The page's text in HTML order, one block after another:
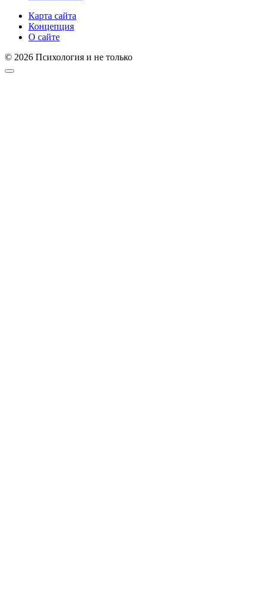
Карта сайта
Концепция
О сайте
© 2026 Психология и не только